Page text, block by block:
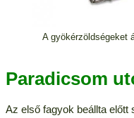
A gyökérzöldségeket
Paradicsom
Az első fagyok beállta előtt